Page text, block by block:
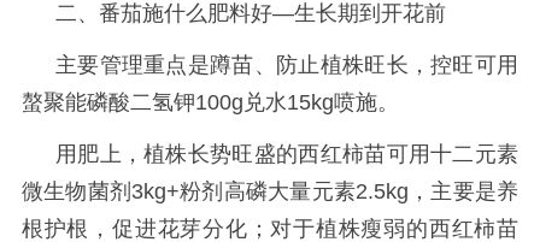
二、 番茄施什么肥料好—生长期到开花前
主要管理重点是蹲苗、防止植株旺长，控旺可用
螯聚能磷酸二氢钾100g兑水15kg喷施。
用肥上，植株长势旺盛的西红柿苗可用十二元素
微生物菌剂 3kg+粉剂高磷大量元素2.5kg，主要是养
根护根，促进花芽分化；对于植株瘦弱的西红柿苗